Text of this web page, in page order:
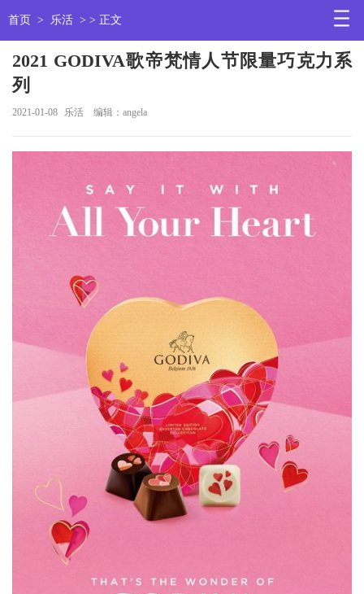
首页 > 乐活 > > 正文
2021 GODIVA歌帝梵情人节限量巧克力系
列
2021-01-08 乐活 编辑：angela